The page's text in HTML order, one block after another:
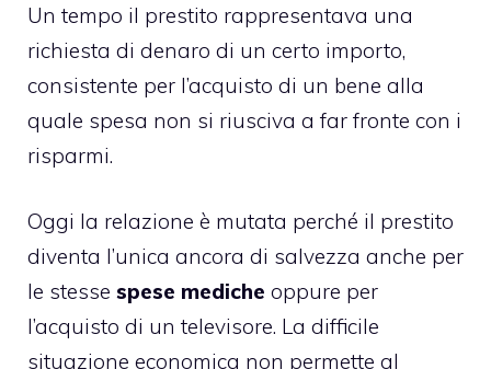
Un tempo il prestito rappresentava una
richiesta di denaro di un certo importo,
consistente per l’acquisto di un bene alla
quale spesa non si riusciva a far fronte con i
risparmi.
Oggi la relazione è mutata perché il prestito
diventa l’unica ancora di salvezza anche per
le stesse spese mediche oppure per
l’acquisto di un televisore. La difficile
situazione economica non permette al